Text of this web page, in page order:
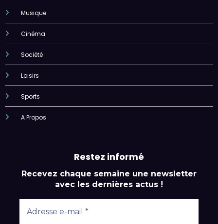
Musique
Cinéma
Société
Loisirs
Sports
A Propos
Restez informé
Recevez chaque semaine une newsletter
avec les dernières actus !